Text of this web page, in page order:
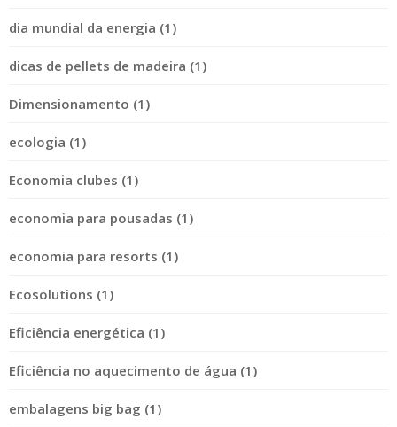
dia mundial da energia (1)
dicas de pellets de madeira (1)
Dimensionamento (1)
ecologia (1)
Economia clubes (1)
economia para pousadas (1)
economia para resorts (1)
Ecosolutions (1)
Eficiência energética (1)
Eficiência no aquecimento de água (1)
embalagens big bag (1)